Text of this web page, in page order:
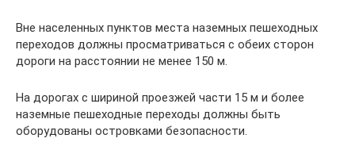
Вне населенных пунктов места наземных пешеходных
переходов должны просматриваться с обеих сторон
дороги на расстоянии не менее 150 м.
На дорогах с шириной проезжей части 15 м и более
наземные пешеходные переходы должны быть
оборудованы островками безопасности.